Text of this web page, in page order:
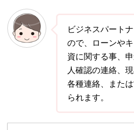
ビジネスパート
ので、ローンや
資に関する事、
人確認の連絡、
各種連絡、また
られます。